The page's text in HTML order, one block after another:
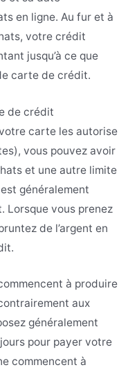
en ligne. Au fur et à
votre crédit
jusqu’à ce que
carte de crédit.
de crédit
carte les autorise
vous pouvez avoir
et une autre limite
généralement
Lorsque vous prenez
de l’argent en
à produire
aux
généralement
pour payer votre
commencent à